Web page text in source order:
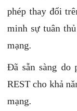
phép thay đổi
minh sự tuân
mạng.
Đã sẵn sàng do
REST cho khả
mạng.